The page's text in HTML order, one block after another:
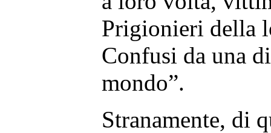
Prigionieri della
Confusi da una
mondo”.
Stranamente, di